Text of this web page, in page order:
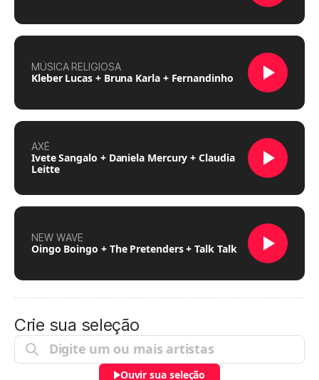
MÚSICA RELIGIOSA
Kleber Lucas + Bruna Karla + Fernandinho
AXÉ
Ivete Sangalo + Daniela Mercury + Claudia
Leitte
NEW WAVE
Oingo Boingo + The Pretenders + Talk Talk
Crie sua seleção
Ouvir sua seleção